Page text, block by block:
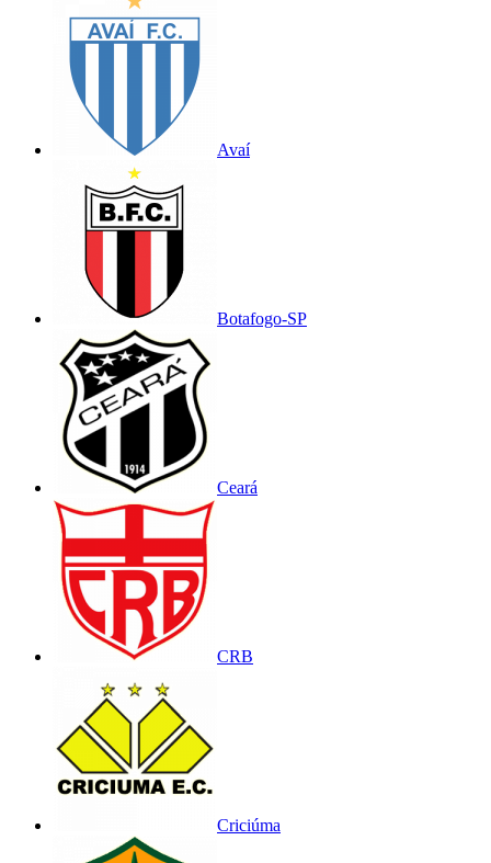
Avaí
Botafogo-SP
Ceará
CRB
Criciúma